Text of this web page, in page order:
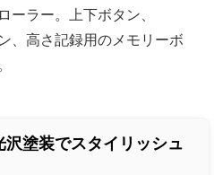
ーラー。上下ボタン、
、高さ記録用のメモリーボ
塗装でスタイリッシュ